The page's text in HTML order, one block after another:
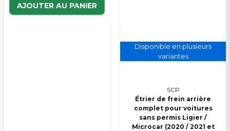
AJOUTER AU PANIER
Disponible en plusieurs
variantes
SCP
Étrier de frein arrière
complet pour voitures
sans permis Ligier /
Microcar (2020 / 2021 et